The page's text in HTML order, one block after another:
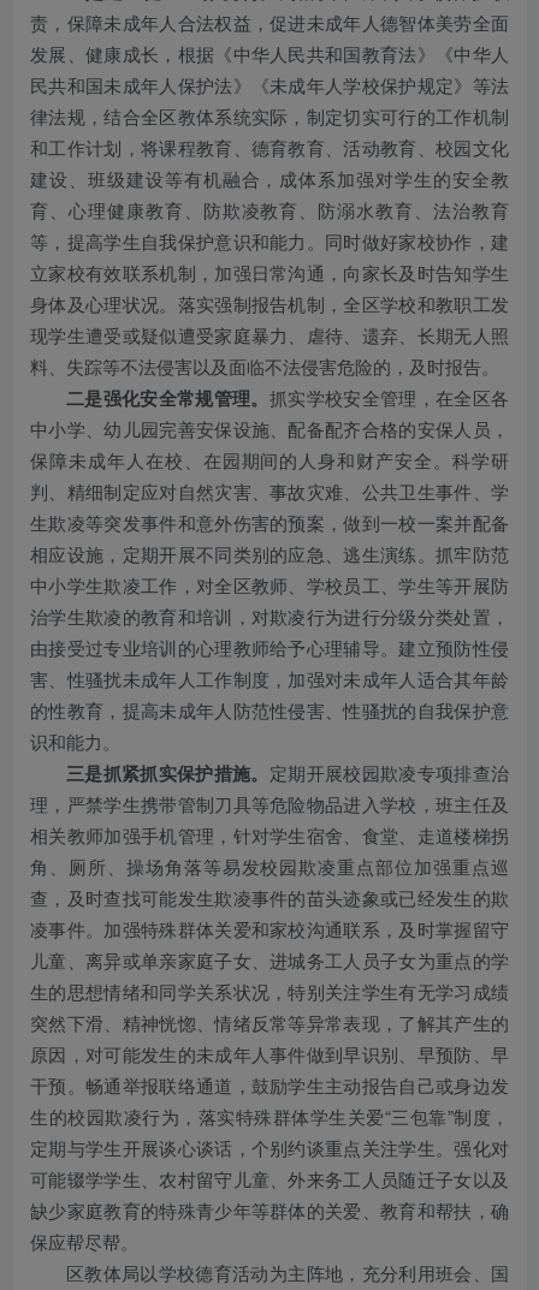
责，保障未成年人合法权益，促进未成年人德智体美劳全面
发展、健康成长，根据《中华人民共和国教育法》《中华人
民共和国未成年人保护法》《未成年人学校保护规定》等法
律法规，结合全区教体系统实际，制定切实可行的工作机制
和工作计划，将课程教育、德育教育、活动教育、校园文化
建设、班级建设等有机融合，成体系加强对学生的安全教
育、心理健康教育、防欺凌教育、防溺水教育、法治教育
等，提高学生自我保护意识和能力。同时做好家校协作，建
立家校有效联系机制，加强日常沟通，向家长及时告知学生
身体及心理状况。落实强制报告机制，全区学校和教职工发
现学生遭受或疑似遭受家庭暴力、虐待、遗弃、长期无人照
料、失踪等不法侵害以及面临不法侵害危险的，及时报告。
二是强化安全常规管理。 抓实学校安全管理，在全区各
中小学、幼儿园完善安保设施、配备配齐合格的安保人员，
保障未成年人在校、在园期间的人身和财产安全。科学研
判、精细制定应对自然灾害、事故灾难、公共卫生事件、学
生欺凌等突发事件和意外伤害的预案，做到一校一案并配备
相应设施，定期开展不同类别的应急、逃生演练。抓牢防范
中小学生欺凌工作，对全区教师、学校员工、学生等开展防
治学生欺凌的教育和培训，对欺凌行为进行分级分类处置，
由接受过专业培训的心理教师给予心理辅导。建立预防性侵
害、性骚扰未成年人工作制度，加强对未成年人适合其年龄
的性教育，提高未成年人防范性侵害、性骚扰的自我保护意
识和能力。
三是抓紧抓实保护措施。 定期开展校园欺凌专项排查治
理，严禁学生携带管制刀具等危险物品进入学校，班主任及
相关教师加强手机管理，针对学生宿舍、食堂、走道楼梯拐
角、厕所、操场角落等易发校园欺凌重点部位加强重点巡
查，及时查找可能发生欺凌事件的苗头迹象或已经发生的欺
凌事件。加强特殊群体关爱和家校沟通联系，及时掌握留守
儿童、离异或单亲家庭子女、进城务工人员子女为重点的学
生的思想情绪和同学关系状况，特别关注学生有无学习成绩
突然下滑、精神恍惚、情绪反常等异常表现，了解其产生的
原因，对可能发生的未成年人事件做到早识别、早预防、早
干预。畅通举报联络通道，鼓励学生主动报告自己或身边发
生的校园欺凌行为，落实特殊群体学生关爱“三包靠”制度，
定期与学生开展谈心谈话，个别约谈重点关注学生。强化对
可能辍学学生、农村留守儿童、外来务工人员随迁子女以及
缺少家庭教育的特殊青少年等群体的关爱、教育和帮扶，确
保应帮尽帮。
区教体局以学校德育活动为主阵地，充分利用班会、国